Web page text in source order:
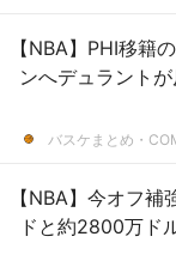
【NBA】PHI移籍
ンへデュラント
バスケまとめ・
【NBA】今オフ
ドと約2800万ド